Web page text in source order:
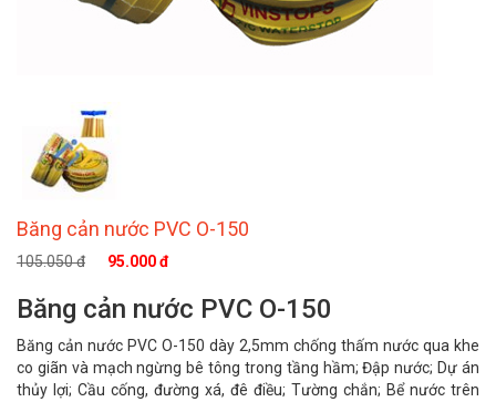
Băng cản nước PVC O-150
105.050 đ 95.000 đ
Băng cản nước PVC O-150
Băng cản nước PVC O-150 dày 2,5mm chống thấm nước qua khe
co giãn và mạch ngừng bê tông trong tầng hầm; Đập nước; Dự án
thủy lợi; Cầu cống, đường xá, đê điều; Tường chắn; Bể nước trên